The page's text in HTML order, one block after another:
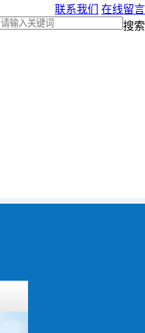
联系我们 在线留言
搜索